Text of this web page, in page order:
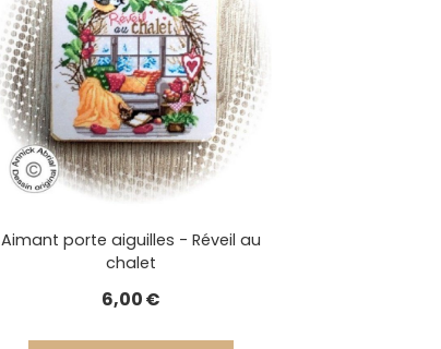
Aimant porte aiguilles - Réveil au
chalet
6,00€